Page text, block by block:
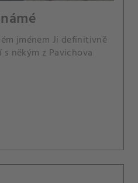
jménem Ji definitivně
někým z Pavichova